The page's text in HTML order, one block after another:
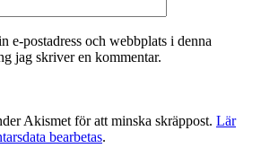
e-postadress och webbplats i denna
jag skriver en kommentar.
Akismet för att minska skräppost. Lär
bearbetas.